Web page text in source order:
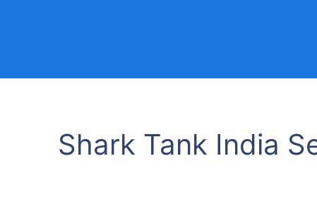
Shark Tank India